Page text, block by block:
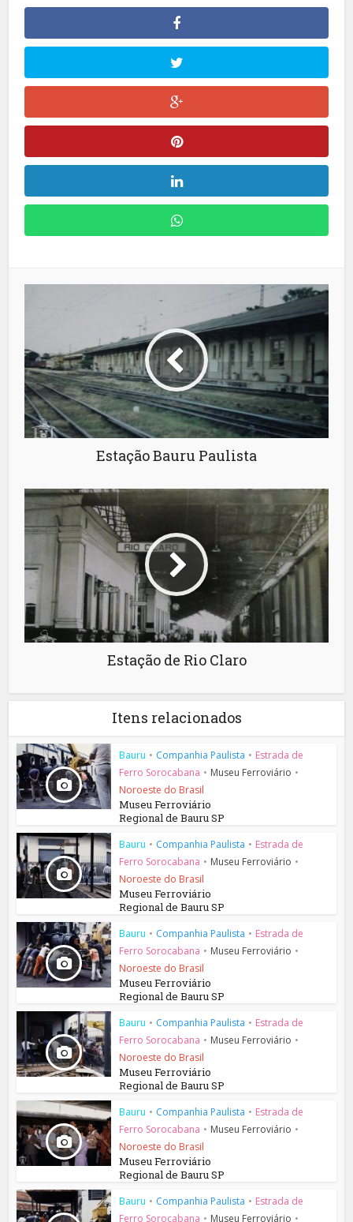
Estação Bauru Paulista
Estação de Rio Claro
Itens relacionados
Bauru • Companhia Paulista • Estrada de
Ferro Sorocabana • Museu Ferroviário •
Noroeste do Brasil
Museu Ferroviário
Regional de Bauru SP
Bauru • Companhia Paulista • Estrada de
Ferro Sorocabana • Museu Ferroviário •
Noroeste do Brasil
Museu Ferroviário
Regional de Bauru SP
Bauru • Companhia Paulista • Estrada de
Ferro Sorocabana • Museu Ferroviário •
Noroeste do Brasil
Museu Ferroviário
Regional de Bauru SP
Bauru • Companhia Paulista • Estrada de
Ferro Sorocabana • Museu Ferroviário •
Noroeste do Brasil
Museu Ferroviário
Regional de Bauru SP
Bauru • Companhia Paulista • Estrada de
Ferro Sorocabana • Museu Ferroviário •
Noroeste do Brasil
Museu Ferroviário
Regional de Bauru SP
Bauru • Companhia Paulista • Estrada de
Ferro Sorocabana • Museu Ferroviário •